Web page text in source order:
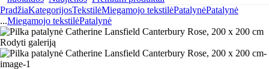
PradžiaKategorijosTekstilėMiegamojo tekstilėPatalynėPatalynė
...Miegamojo tekstilėPatalynė
Rodyti galeriją